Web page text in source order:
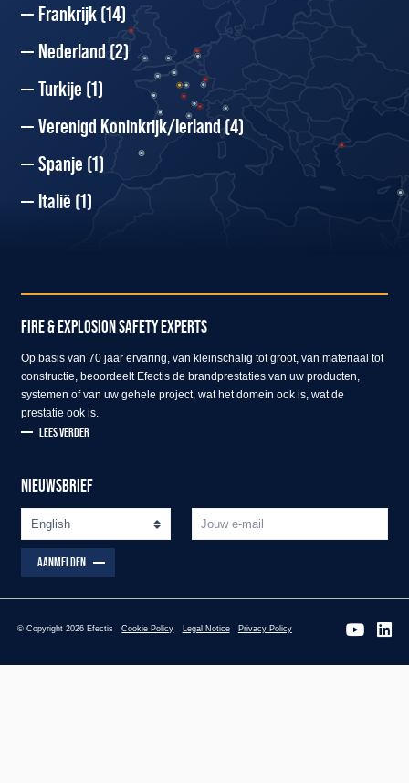
Frankrijk(14)
Nederland(2)
Turkije (1)
Verenigd Koninkrijk/Ierland(4)
Spanje (1)
Italië (1)
FIRE & EXPLOSION SAFETY EXPERTS
Op basis van 70 jaar ervaring, van kleinschalig tot groot, van materiaal tot
constructie, beoordeelt Efectis de brandprestaties van uw producten,
systemen of van uw gehele project, wat het domein ook is, wat de
prestatie ook is.
LEES VERDER
NIEUWSBRIEF
AANMELDEN
© Copyright 2026 Efectis Cookie Policy Legal Notice Privacy Policy